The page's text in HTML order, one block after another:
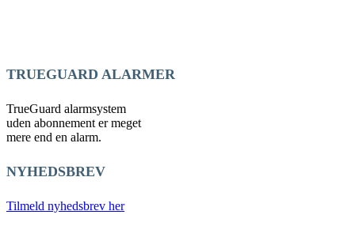
TRUEGUARD ALARMER
TrueGuard alarmsystem
uden abonnement er meget
mere end en alarm.
NYHEDSBREV
Tilmeld nyhedsbrev her